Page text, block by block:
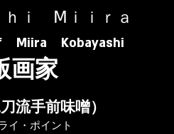
ｉ Ⅿｉｉｒａ​
Kobayashi
画家
流手前味噌）
イ・ポイント